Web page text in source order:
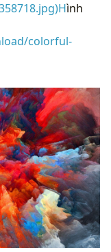
ình
colorful-